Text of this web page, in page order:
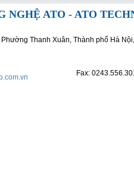
NGHỆ ATO - ATO
Thanh Xuân, Thành phố Hà
Fax: